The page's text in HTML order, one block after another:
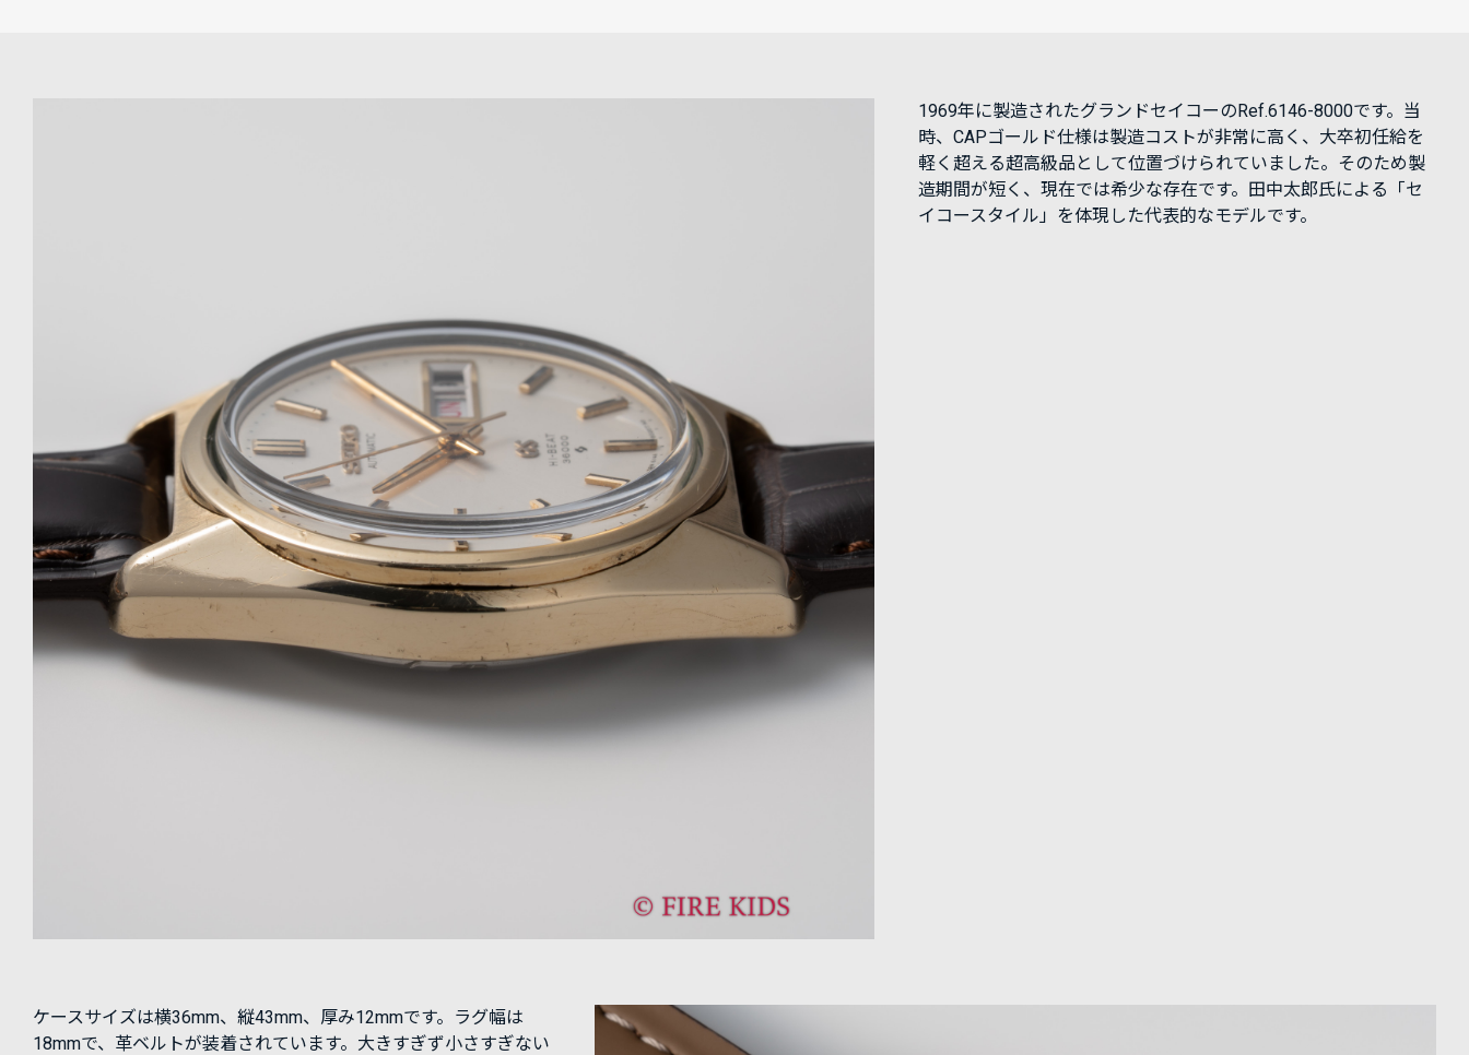
1969年に製造されたグランドセイコーのRef.6146-8000です。当
時、CAPゴールド仕様は製造コストが非常に高く、大卒初任給を
軽く超える超高級品として位置づけられていました。そのため製
造期間が短く、現在では希少な存在です。田中太郎氏による「セ
イコースタイル」を体現した代表的なモデルです。
ケースサイズは横36mm、縦43mm、厚み12mmです。ラグ幅は
18mmで、革ベルトが装着されています。大きすぎず小さすぎない